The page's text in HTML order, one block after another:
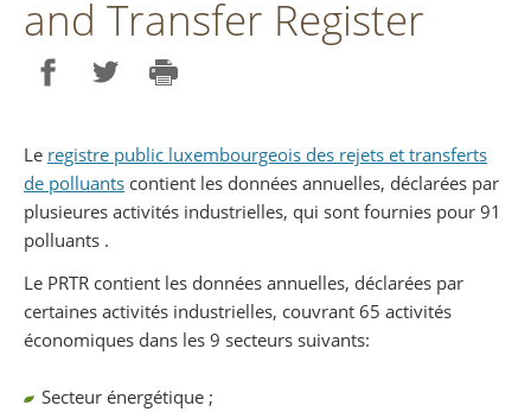
and Transfer Register
Le registre public luxembourgeois des rejets et transferts
de polluants contient les données annuelles, déclarées par
plusieures activités industrielles, qui sont fournies pour 91
polluants .
Le PRTR contient les données annuelles, déclarées par
certaines activités industrielles, couvrant 65 activités
économiques dans les 9 secteurs suivants:
Secteur énergétique ;